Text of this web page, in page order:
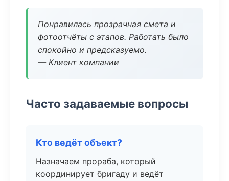
Понравилась прозрачная смета и
фотоотчёты с этапов. Работать было
спокойно и предсказуемо.
— Клиент компании
Часто задаваемые вопросы
Кто ведёт объект?
Назначаем прораба, который
координирует бригаду и ведёт